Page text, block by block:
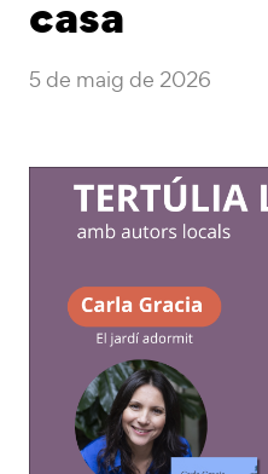
casa
5 de maig de 2026